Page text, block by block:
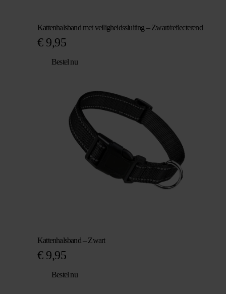
Kattenhalsband met veiligheidssluiting – Zwart/reflecterend
€9,95
Bestel nu
Kattenhalsband – Zwart
€9,95
Bestel nu